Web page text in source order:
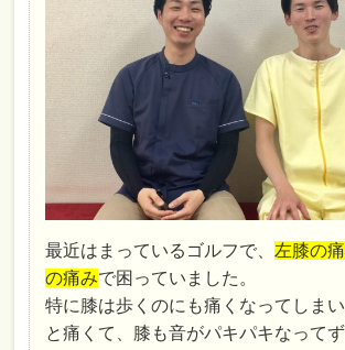
最近はまっているゴルフで、左膝の
の痛みで困っていました。
特に膝は歩くのにも痛くなってしま
と痛くて、膝も音がパキパキなって